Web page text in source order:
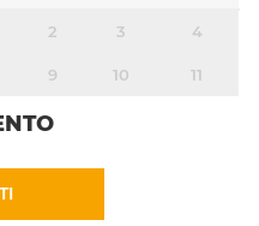
2 3 4
9 10 11